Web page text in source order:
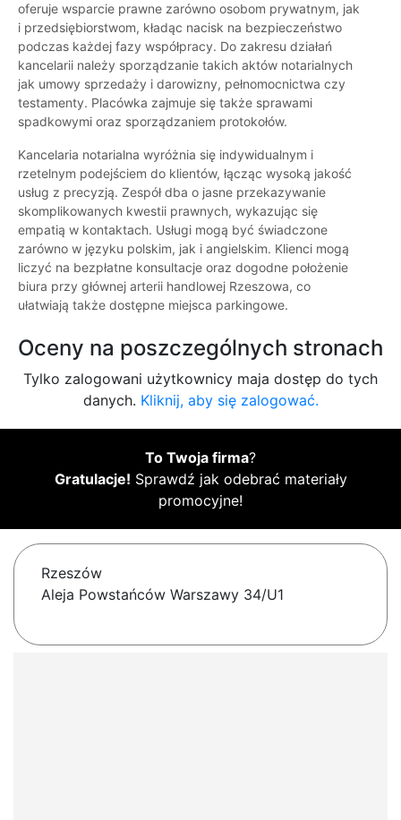
oferuje wsparcie prawne zarówno osobom prywatnym, jak
i przedsiębiorstwom, kładąc nacisk na bezpieczeństwo
podczas każdej fazy współpracy. Do zakresu działań
kancelarii należy sporządzanie takich aktów notarialnych
jak umowy sprzedaży i darowizny, pełnomocnictwa czy
testamenty. Placówka zajmuje się także sprawami
spadkowymi oraz sporządzaniem protokołów.
Kancelaria notarialna wyróżnia się indywidualnym i
rzetelnym podejściem do klientów, łącząc wysoką jakość
usług z precyzją. Zespół dba o jasne przekazywanie
skomplikowanych kwestii prawnych, wykazując się
empatią w kontaktach. Usługi mogą być świadczone
zarówno w języku polskim, jak i angielskim. Klienci mogą
liczyć na bezpłatne konsultacje oraz dogodne położenie
biura przy głównej arterii handlowej Rzeszowa, co
ułatwiają także dostępne miejsca parkingowe.
Oceny na poszczególnych stronach
Tylko zalogowani użytkownicy maja dostęp do tych
danych. Kliknij, aby się zalogować.
To Twoja firma?
Gratulacje! Sprawdź jak odebrać materiały
promocyjne!
Rzeszów
Aleja Powstańców Warszawy 34/U1